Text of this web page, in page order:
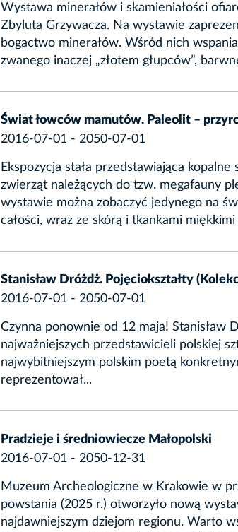
Wystawa minerałów i skamieniałości
Zbyluta Grzywacza. Na wystawie
bogactwo minerałów. Wśród nich
zwanego inaczej „złotem głupców”,
Świat łowców mamutów. Paleolit –
2016-07-01 - 2050-07-01
Ekspozycja stała przedstawiająca kopalne
zwierząt należących do tzw. megafauny
wystawie można zobaczyć jedynego na
całości, wraz ze skórą i tkankami
Stanisław Dróżdż. Pojęciokształty
2016-07-01 - 2050-07-01
Czynna ponownie od 12 maja! Stanisław
najważniejszych przedstawicieli polskiej
najwybitniejszym polskim poetą
reprezentował...
Pradzieje i średniowiecze Małopolski
2016-07-01 - 2050-12-31
Muzeum Archeologiczne w Krakowie w
powstania (2025 r.) otworzyło nową
najdawniejszym dziejom regionu. Warto